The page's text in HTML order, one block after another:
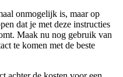
onmogelijk is, maar op
dat je met deze instructies
Maak nu nog gebruik van
te komen met de beste